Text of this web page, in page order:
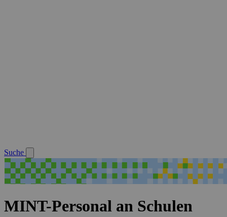
Suche
MINT-Personal an Schulen